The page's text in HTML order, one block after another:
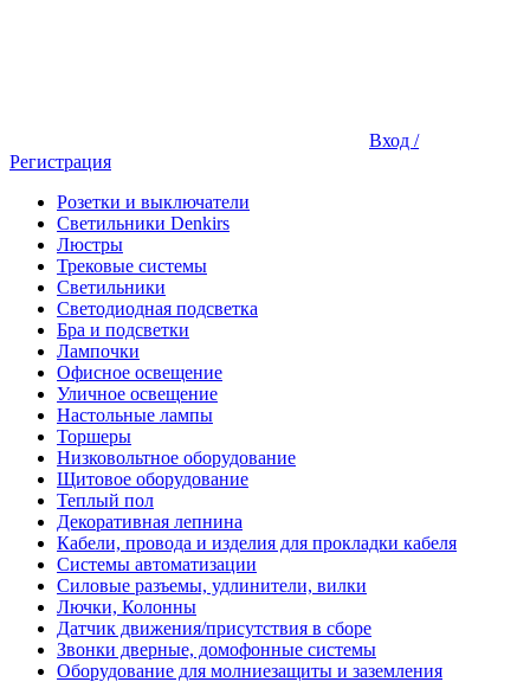
Вход /
Регистрация
Розетки и выключатели
Светильники Denkirs
Люстры
Трековые системы
Светильники
Светодиодная подсветка
Бра и подсветки
Лампочки
Офисное освещение
Уличное освещение
Настольные лампы
Торшеры
Низковольтное оборудование
Щитовое оборудование
Теплый пол
Декоративная лепнина
Кабели, провода и изделия для прокладки кабеля
Системы автоматизации
Силовые разъемы, удлинители, вилки
Лючки, Колонны
Датчик движения/присутствия в сборе
Звонки дверные, домофонные системы
Оборудование для молниезащиты и заземления